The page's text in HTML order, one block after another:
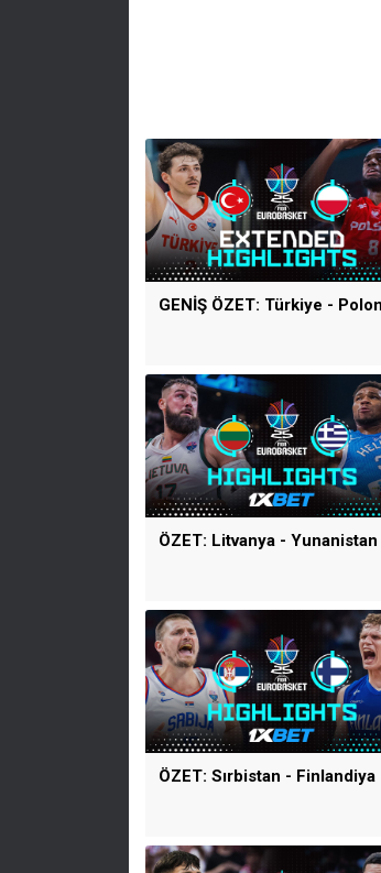
GENİŞ ÖZET: Türkiye -
ÖZET: Litvanya - Yunanistan
ÖZET: Sırbistan - Finlandiya